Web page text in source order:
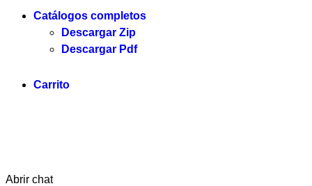
Catálogos completos
Descargar Zip
Descargar Pdf
Carrito
Abrir chat